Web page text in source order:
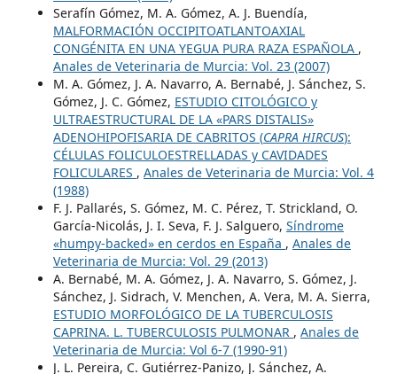
Serafín Gómez, M. A. Gómez, A. J. Buendía,
MALFORMACIÓN OCCIPITOATLANTOAXIAL
CONGÉNITA EN UNA YEGUA PURA RAZA ESPAÑOLA ,
Anales de Veterinaria de Murcia: Vol. 23 (2007)
M. A. Gómez, J. A. Navarro, A. Bernabé, J. Sánchez, S.
Gómez, J. C. Gómez, ESTUDIO CITOLÓGICO y
ULTRAESTRUCTURAL DE LA «PARS DISTALIS»
ADENOHIPOFISARIA DE CABRITOS (CAPRA HIRCUS):
CÉLULAS FOLICULOESTRELLADAS y CAVIDADES
FOLICULARES , Anales de Veterinaria de Murcia: Vol. 4
(1988)
F. J. Pallarés, S. Gómez, M. C. Pérez, T. Strickland, O.
García-Nicolás, J. I. Seva, F. J. Salguero, Síndrome
«humpy-backed» en cerdos en España , Anales de
Veterinaria de Murcia: Vol. 29 (2013)
A. Bernabé, M. A. Gómez, J. A. Navarro, S. Gómez, J.
Sánchez, J. Sidrach, V. Menchen, A. Vera, M. A. Sierra,
ESTUDIO MORFOLÓGICO DE LA TUBERCULOSIS
CAPRINA. L. TUBERCULOSIS PULMONAR , Anales de
Veterinaria de Murcia: Vol 6-7 (1990-91)
J. L. Pereira, C. Gutiérrez-Panizo, J. Sánchez, A.